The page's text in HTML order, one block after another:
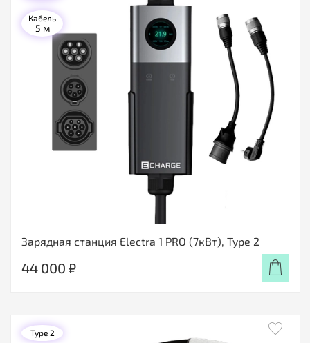
Зарядная станция Electra 1 PRO (7кВт), Type 2
Кабель
5 м
44 000 ₽
Type 2